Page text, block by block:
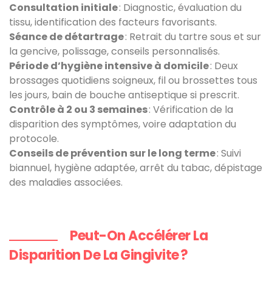
Consultation initiale: Diagnostic, évaluation du
tissu, identification des facteurs favorisants.
Séance de détartrage: Retrait du tartre sous et sur
la gencive, polissage, conseils personnalisés.
Période d’hygiène intensive à domicile: Deux
brossages quotidiens soigneux, fil ou brossettes tous
les jours, bain de bouche antiseptique si prescrit.
Contrôle à 2 ou 3 semaines: Vérification de la
disparition des symptômes, voire adaptation du
protocole.
Conseils de prévention sur le long terme: Suivi
biannuel, hygiène adaptée, arrêt du tabac, dépistage
des maladies associées.
Peut-On Accélérer La
Disparition De La Gingivite ?